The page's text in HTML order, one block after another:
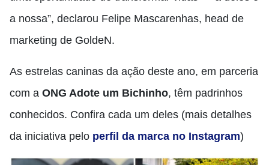
a nossa”, declarou Felipe Mascarenhas, head de
marketing de GoldeN.
As estrelas caninas da ação deste ano, em parceria
com a ONG Adote um Bichinho, têm padrinhos
conhecidos. Confira cada um deles (mais detalhes
da iniciativa pelo perfil da marca no Instagram)